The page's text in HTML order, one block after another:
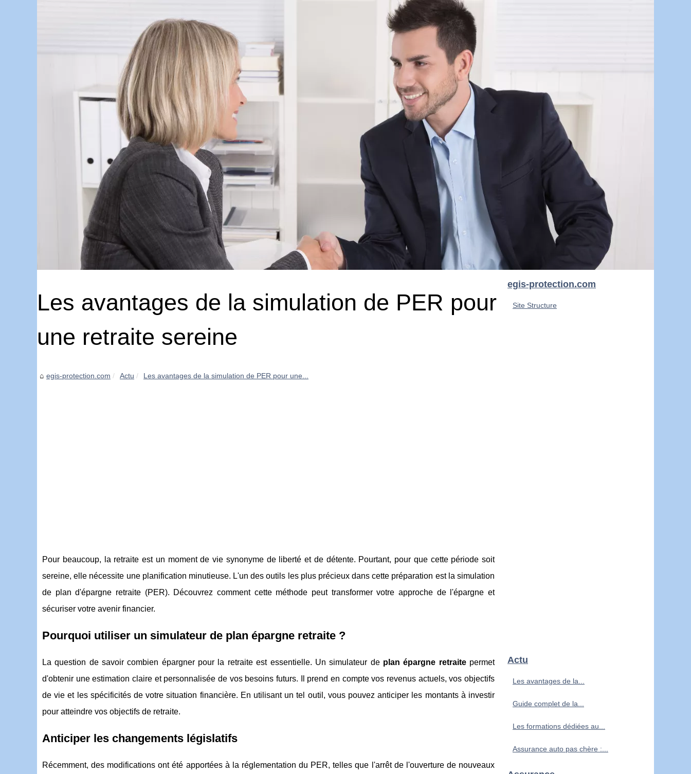
Les avantages de la simulation de PER pour
une retraite sereine
egis-protection.com Actu Les avantages de la simulation de PER pour une...
Pour beaucoup, la retraite est un moment de vie synonyme de liberté et de détente. Pourtant, pour que cette période soit
sereine, elle nécessite une planification minutieuse. L'un des outils les plus précieux dans cette préparation est la simulation
de plan d'épargne retraite (PER). Découvrez comment cette méthode peut transformer votre approche de l'épargne et
sécuriser votre avenir financier.
Pourquoi utiliser un simulateur de plan épargne retraite ?
La question de savoir combien épargner pour la retraite est essentielle. Un simulateur de plan épargne retraitepermet
d'obtenir une estimation claire et personnalisée de vos besoins futurs. Il prend en compte vos revenus actuels, vos objectifs
de vie et les spécificités de votre situation financière. En utilisant un tel outil, vous pouvez anticiper les montants à investir
pour atteindre vos objectifs de retraite.
Anticiper les changements législatifs
Récemment, des modifications ont été apportées à la réglementation du PER, telles que l'arrêt de l'ouverture de nouveaux
egis-protection.com
Site Structure
Actu
Les avantages de la...
Guide complet de la...
Les formations dédiées au...
Assurance auto pas chère :...